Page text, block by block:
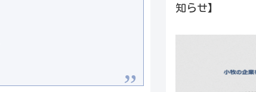
知らせ】